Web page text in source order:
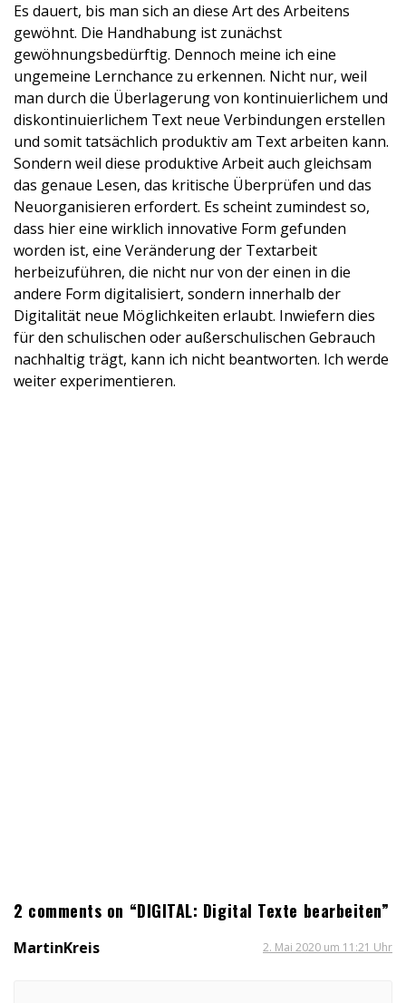
Es dauert, bis man sich an diese Art des Arbeitens
gewöhnt. Die Handhabung ist zunächst
gewöhnungsbedürftig. Dennoch meine ich eine
ungemeine Lernchance zu erkennen. Nicht nur, weil
man durch die Überlagerung von kontinuierlichem und
diskontinuierlichem Text neue Verbindungen erstellen
und somit tatsächlich produktiv am Text arbeiten kann.
Sondern weil diese produktive Arbeit auch gleichsam
das genaue Lesen, das kritische Überprüfen und das
Neuorganisieren erfordert. Es scheint zumindest so,
dass hier eine wirklich innovative Form gefunden
worden ist, eine Veränderung der Textarbeit
herbeizuführen, die nicht nur von der einen in die
andere Form digitalisiert, sondern innerhalb der
Digitalität neue Möglichkeiten erlaubt. Inwiefern dies
für den schulischen oder außerschulischen Gebrauch
nachhaltig trägt, kann ich nicht beantworten. Ich werde
weiter experimentieren.
2 comments on “DIGITAL: Digital Texte bearbeiten”
MartinKreis 2. Mai 2020 um 11:21 Uhr